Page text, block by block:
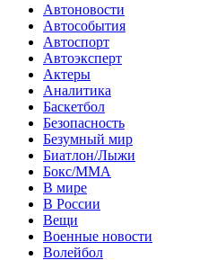
Автоновости
Автособытия
Автоспорт
Автоэксперт
Актеры
Аналитика
Баскетбол
Безопасность
Безумный мир
Биатлон/Лыжи
Бокс/MMA
В мире
В России
Вещи
Военные новости
Волейбол